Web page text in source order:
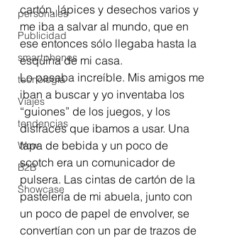
personales
Publicidad
smartphones
tecnología
Viajes
tendencias
Wow
B2B
Showcase
cartón, lápices y desechos varios y
me iba a salvar al mundo, que en
ese entonces sólo llegaba hasta la
esquina de mi casa.
Lo pasaba increíble. Mis amigos me
iban a buscar y yo inventaba los
“guiones” de los juegos, y los
disfraces que ibamos a usar. Una
tapa de bebida y un poco de
scotch era un comunicador de
pulsera. Las cintas de cartón de la
pastelería de mi abuela, junto con
un poco de papel de envolver, se
convertían con un par de trazos de